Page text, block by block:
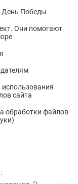
Победы
Они помогают
сайта
обработки файлов